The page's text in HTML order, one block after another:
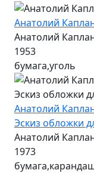
Анатолий
Анатолий
1953
бумага,уголь
Анатолий
Эскиз обложки
Анатолий
1973